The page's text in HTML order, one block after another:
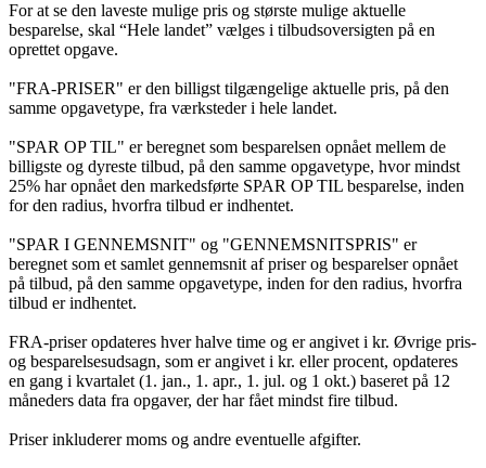
For at se den laveste mulige pris og største mulige aktuelle
besparelse, skal “Hele landet” vælges i tilbudsoversigten på en
oprettet opgave.
"FRA-PRISER" er den billigst tilgængelige aktuelle pris, på den
samme opgavetype, fra værksteder i hele landet.
"SPAR OP TIL" er beregnet som besparelsen opnået mellem de
billigste og dyreste tilbud, på den samme opgavetype, hvor mindst
25% har opnået den markedsførte SPAR OP TIL besparelse, inden
for den radius, hvorfra tilbud er indhentet.
"SPAR I GENNEMSNIT" og "GENNEMSNITSPRIS" er
beregnet som et samlet gennemsnit af priser og besparelser opnået
på tilbud, på den samme opgavetype, inden for den radius, hvorfra
tilbud er indhentet.
FRA-priser opdateres hver halve time og er angivet i kr. Øvrige pris-
og besparelsesudsagn, som er angivet i kr. eller procent, opdateres
en gang i kvartalet (1. jan., 1. apr., 1. jul. og 1 okt.) baseret på 12
måneders data fra opgaver, der har fået mindst fire tilbud.
Priser inkluderer moms og andre eventuelle afgifter.